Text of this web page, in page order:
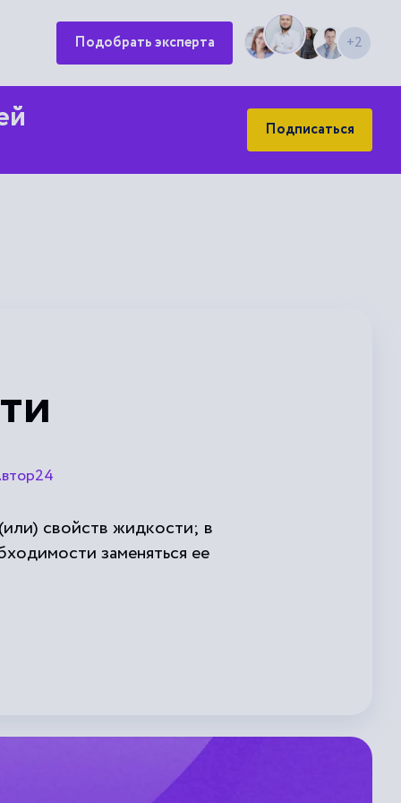
Подобрать эксперта +2
Подписаться
свойств жидкости; в
заменяться ее